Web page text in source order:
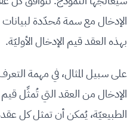
الإدخال مع سمة مُحدّدة لبيانات
بهذه العقد قيم الإدخال الأوليّة.
على سبيل المثال، في مهمة
الإدخال من العقد التي تُمثِّل
الطبيعيّة، يُمكن أن تمثل كل